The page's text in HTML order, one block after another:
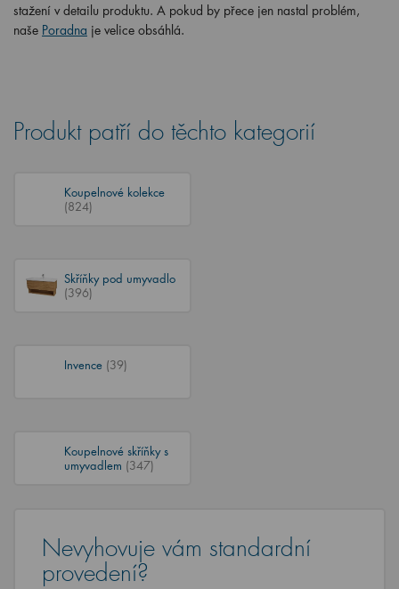
stažení v detailu produktu. A pokud by přece jen nastal problém,
naše Poradna je velice obsáhlá.
Produkt patří do těchto kategorií
Koupelnové kolekce
(824)
Skříňky pod umyvadlo
(396)
Invence (39)
Koupelnové skříňky s
umyvadlem (347)
Nevyhovuje vám standardní
provedení?